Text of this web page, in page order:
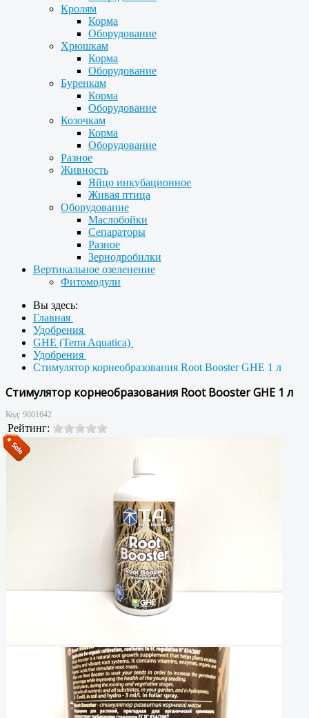
Кролям
Корма
Оборудование
Хрюшкам
Корма
Оборудование
Буренкам
Корма
Оборудование
Козочкам
Корма
Оборудование
Разное
Живность
Яйцо инкубационное
Живая птица
Оборудование
Маслобойки
Сепараторы
Разное
Зернодробилки
Вертикальное озеленение
Фитомодули
Вы здесь:
Главная
Удобрения
GHE (Terra Aquatica)
Удобрения
Стимулятор корнеобразования Root Booster GHE 1 л
Стимулятор корнеобразования Root Booster GHE 1 л
Код: 9001642
Рейтинг: